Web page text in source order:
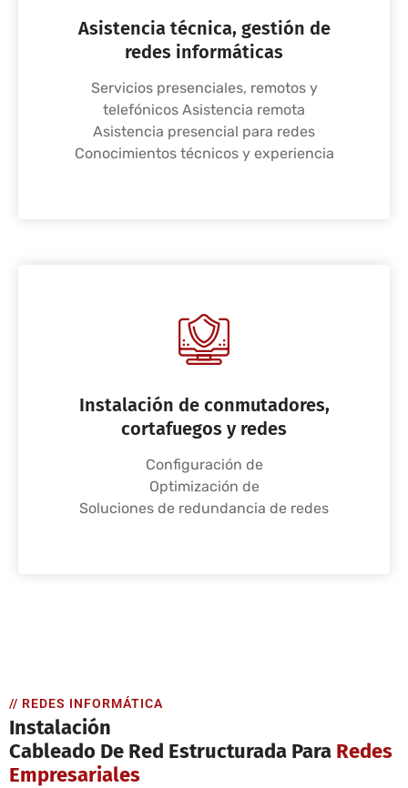
Asistencia técnica, gestión de
redes informáticas
Servicios presenciales, remotos y
telefónicos Asistencia remota
Asistencia presencial para redes
Conocimientos técnicos y experiencia
Instalación de conmutadores,
cortafuegos y redes
Configuración de
Optimización de
Soluciones de redundancia de redes
// REDES INFORMÁTICA
Instalación
Cableado De Red Estructurada Para Redes
Empresariales